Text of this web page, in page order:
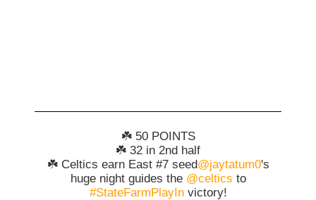
☘️ 50 POINTS
☘️ 32 in 2nd half
☘️ Celtics earn East #7 seed@jaytatum0's
huge night guides the @celtics to
#StateFarmPlayInvictory!